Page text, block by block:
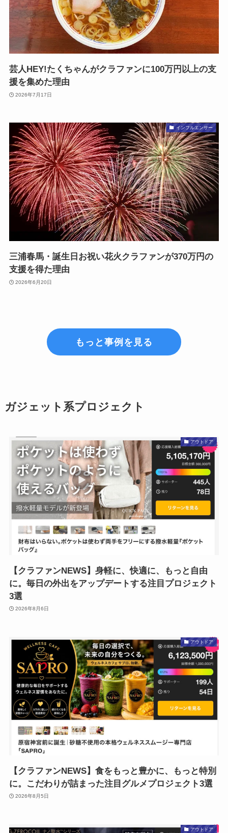
芸人HEY!たくちゃんがクラファンに100万円以上の支
援を集めた理由
2026年7月17日
インフルエンサー
三浦春馬・誕生日お祝い花火クラファンが370万円の
支援を得た理由
2026年6月20日
もっと事例を見る
ガジェット系プロジェクト
アウトドア
【クラファンNEWS】身軽に、快適に、もっと自由
に。毎日の外出をアップデートする注目プロジェクト
3選
2026年8月6日
アウトドア
【クラファンNEWS】食をもっと豊かに、もっと特別
に。こだわりが詰まった注目グルメプロジェクト3選
2026年8月5日
アウトドア